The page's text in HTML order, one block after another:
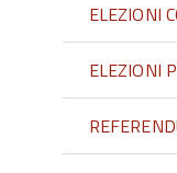
ELEZIONI
ELEZIONI